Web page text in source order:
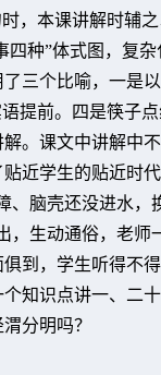
，本课讲解时辅
四种”体式图，复杂
三个比喻，一是
提前。四是筷子
。课文中讲解中
近学生的贴近时
、脑壳还没进水，
，生动通俗，老师
到，学生听得不
知识点讲一、二
分明吗？